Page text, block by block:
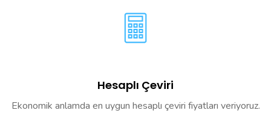
Hesaplı Çeviri
Ekonomik anlamda en uygun hesaplı çeviri fiyatları veriyoruz.